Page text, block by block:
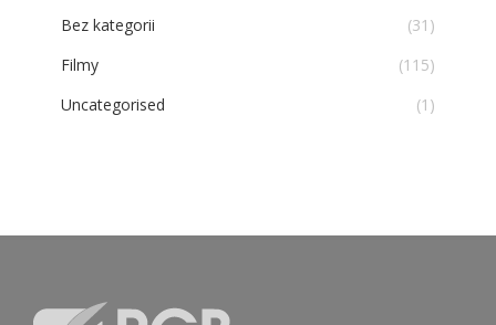
Bez kategorii
(31)
Filmy
(115)
Uncategorised
(1)